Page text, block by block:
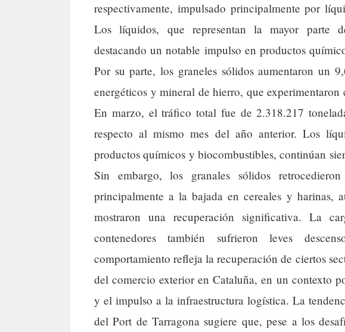
respectivamente, impulsado principalmente por
Los líquidos, que representan la mayor parte
destacando un notable impulso en productos
Por su parte, los graneles sólidos aumentaron un
energéticos y mineral de hierro, que
En marzo, el tráfico total fue de 2.318.217
respecto al mismo mes del año anterior. Los
productos químicos y biocombustibles, continúan
Sin embargo, los granales sólidos
principalmente a la bajada en cereales y harinas,
mostraron una recuperación significativa. La
contenedores también sufrieron leves
comportamiento refleja la recuperación de ciertos
del comercio exterior en Cataluña, en un contexto
y el impulso a la infraestructura logística. La
del Port de Tarragona sugiere que, pese a los